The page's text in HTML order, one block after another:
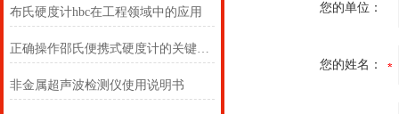
布氏硬度计hbc在工程领域中的应用
正确操作邵氏便携式硬度计的关键步骤分享
非金属超声波检测仪使用说明书
您的单位：
您的姓名：